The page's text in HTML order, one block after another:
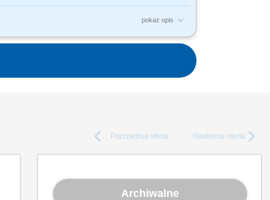
pokaż opis
szkoleń, warsztatów z zakresu jakości,
Poprzednia oferta Następna oferta
Archiwalne